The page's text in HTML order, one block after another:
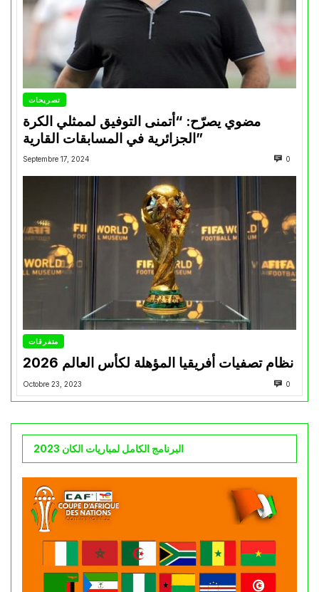
تصريحات
مضوي يصرّح: “أتمنى التوفيق لممثلي الكرة
الجزائرية في المسابقات القارية”
Septembre 17, 2024 0
متفرقات
نظام تصفيات أفريقيا المؤهلة لكأس العالم 2026
Octobre 23, 2023 0
البرنامج الكامل لمباريات الكان 2023